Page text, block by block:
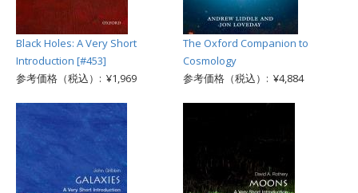
Black Holes: A Very Short
Introduction [#453]
参考価格（税込）: ¥1,969
The Oxford Companion to
Cosmology
参考価格（税込）: ¥4,884